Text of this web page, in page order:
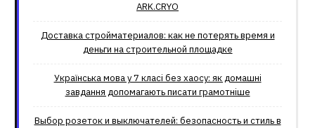
ARK.CRYO
Доставка стройматериалов: как не потерять время и
деньги на строительной площадке
Українська мова у 7 класі без хаосу: як домашні
завдання допомагають писати грамотніше
Выбор розеток и выключателей: безопасность и стиль в